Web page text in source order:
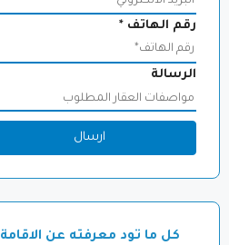
رقم الهاتف *
الرسالة
ارسال
كل ما تود معرفته عن الاقامة